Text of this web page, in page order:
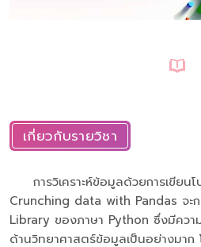
เกี่ยวกับรายวิชา
การวิเคราะห์ข้อมูลด้วยการเขียน
Crunching data with Pandas จะ
Library ของภาษา Python ซึ่งมีคว
ด้านวิทยาศาสตร์ข้อมูลเป็นอย่างมาก